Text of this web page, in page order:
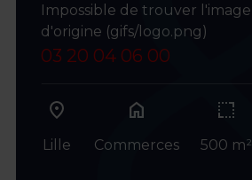
Impossible de trouver l'image
d'origine (gifs/logo.png)
03 20 04 06 00
Lille
home
Commerces 500 m²